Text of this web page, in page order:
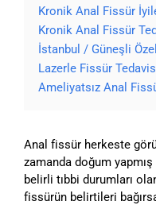
Kronik Anal Fissür
Kronik Anal Fissür
İstanbul / Güneşli
Lazerle Fissür
Ameliyatsız Anal
Anal fissür herkeste
zamanda doğum yapmış
belirli tıbbi durumları
fissürün belirtileri